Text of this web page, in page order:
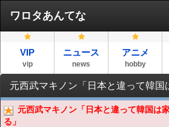
ワロタあんてな
VIP
vip
ニュース
news
アニメ
hobby
元西武マキノン「日本と違って韓国は
る」